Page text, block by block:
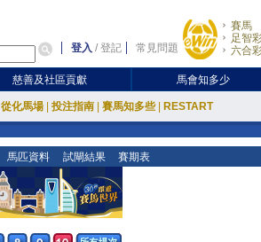
登入 /登記 常見問題
賽馬
足智
六合
慈善及社區貢獻 馬會知多少
從化馬場 投注指南 賽馬知多些 RESTART
馬匹資料 試閘結果 賽期表